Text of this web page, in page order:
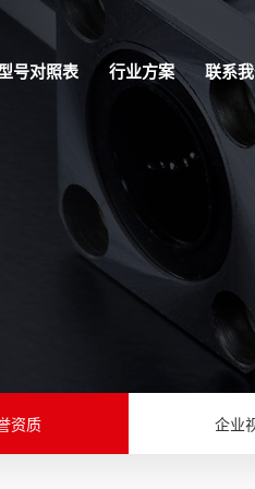
号对照表 行业方案 联系
资质 企业